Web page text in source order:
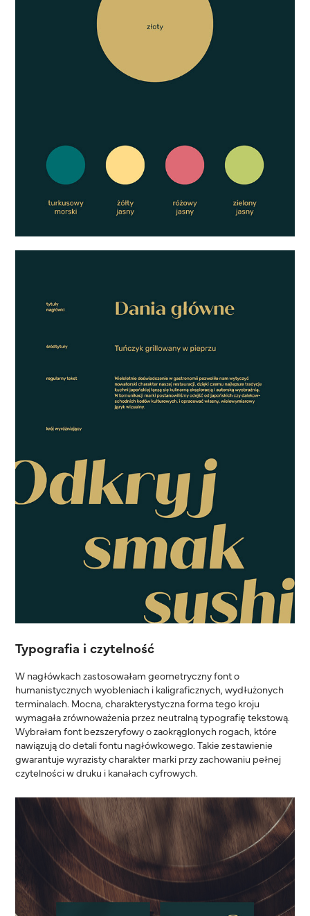
Typografia i czytelność
W nagłówkach zastosowałam geometryczny font o
humanistycznych wyobleniach i kaligraficznych, wydłużonych
terminalach. Mocna, charakterystyczna forma tego kroju
wymagała zrównoważenia przez neutralną typografię tekstową.
Wybrałam font bezszeryfowy o zaokrąglonych rogach, które
nawiązują do detali fontu nagłówkowego. Takie zestawienie
gwarantuje wyrazisty charakter marki przy zachowaniu pełnej
czytelności w druku i kanałach cyfrowych.